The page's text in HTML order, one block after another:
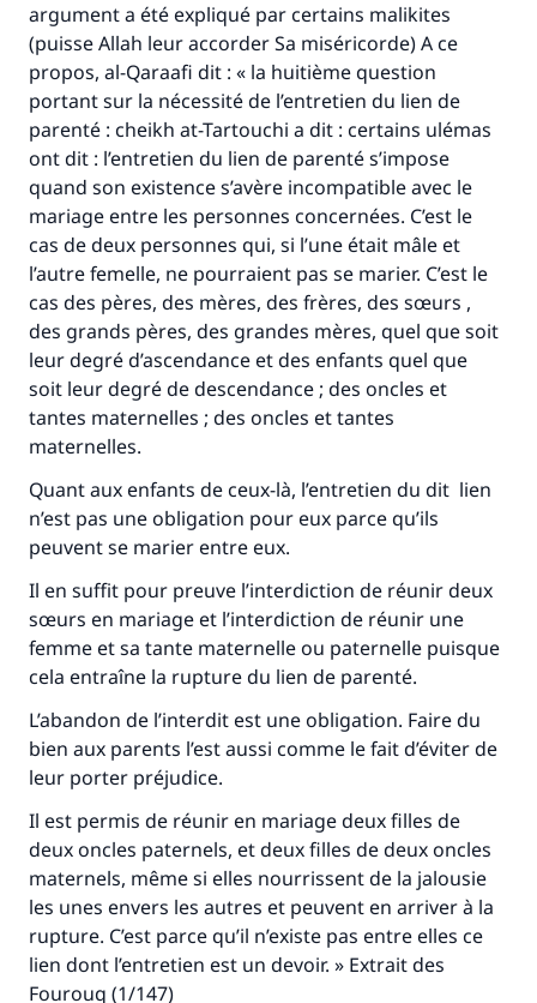
argument a été expliqué par certains malikites
(puisse Allah leur accorder Sa miséricorde) A ce
propos, al-Qaraafi dit : « la huitième question
portant sur la nécessité de l’entretien du lien de
parenté : cheikh at-Tartouchi a dit : certains ulémas
ont dit : l’entretien du lien de parenté s’impose
quand son existence s’avère incompatible avec le
mariage entre les personnes concernées. C’est le
cas de deux personnes qui, si l’une était mâle et
l’autre femelle, ne pourraient pas se marier. C’est le
cas des pères, des mères, des frères, des sœurs ,
des grands pères, des grandes mères, quel que soit
leur degré d’ascendance et des enfants quel que
soit leur degré de descendance ; des oncles et
tantes maternelles ; des oncles et tantes
maternelles.
Quant aux enfants de ceux-là, l’entretien du dit lien
n’est pas une obligation pour eux parce qu’ils
peuvent se marier entre eux.
Il en suffit pour preuve l’interdiction de réunir deux
sœurs en mariage et l’interdiction de réunir une
femme et sa tante maternelle ou paternelle puisque
cela entraîne la rupture du lien de parenté.
L’abandon de l’interdit est une obligation. Faire du
bien aux parents l’est aussi comme le fait d’éviter de
leur porter préjudice.
Il est permis de réunir en mariage deux filles de
deux oncles paternels, et deux filles de deux oncles
maternels, même si elles nourrissent de la jalousie
les unes envers les autres et peuvent en arriver à la
rupture. C’est parce qu’il n’existe pas entre elles ce
lien dont l’entretien est un devoir. » Extrait des
Fourouq (1/147)
Faites une différence dans la vie de
millions de personnes grâce à votre
contribution